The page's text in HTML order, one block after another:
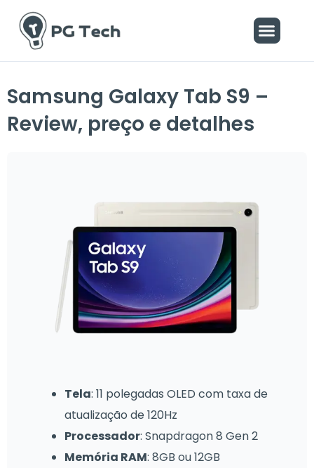
para
conteúdo
Menu
Samsung Galaxy Tab S9 –
Review, preço e detalhes
Tela: 11 polegadas OLED com taxa de
atualização de 120Hz
Processador: Snapdragon 8 Gen 2
Memória RAM: 8GB ou 12GB